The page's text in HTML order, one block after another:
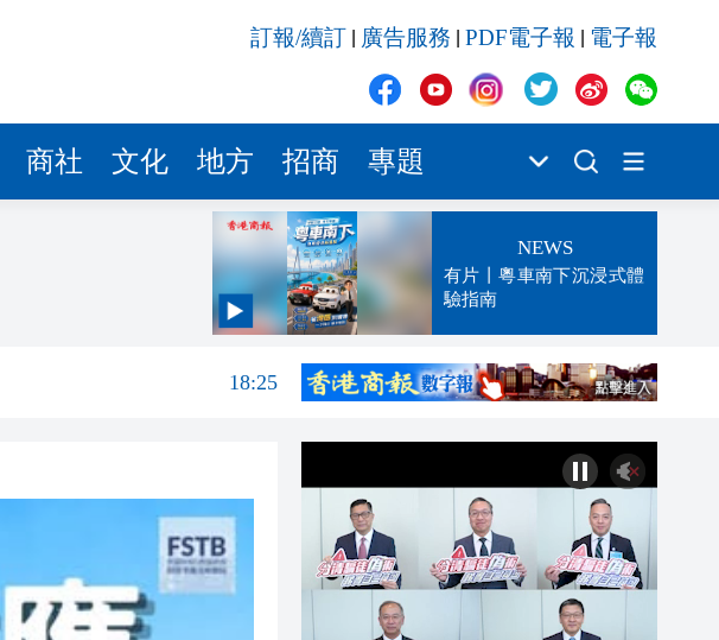
訂報/續訂 廣告服務 PDF電子報 電子報
商社 文化 地方 招商 專題
NEWS
有片丨粵車南下沉浸式體
驗指南
念山海》MV正式發布 18:50
18:25
市場 香港為何是那個 17:23